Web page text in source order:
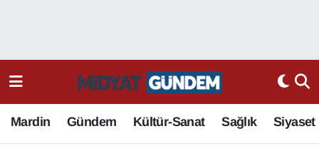
Mardin Gündem Kültür-Sanat Sağlık Siyaset